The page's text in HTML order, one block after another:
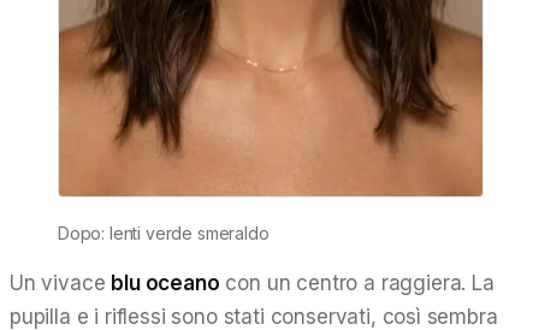
Dopo: lenti verde smeraldo
Un vivace blu oceano con un centro a raggiera. La
pupilla e i riflessi sono stati conservati, così sembra